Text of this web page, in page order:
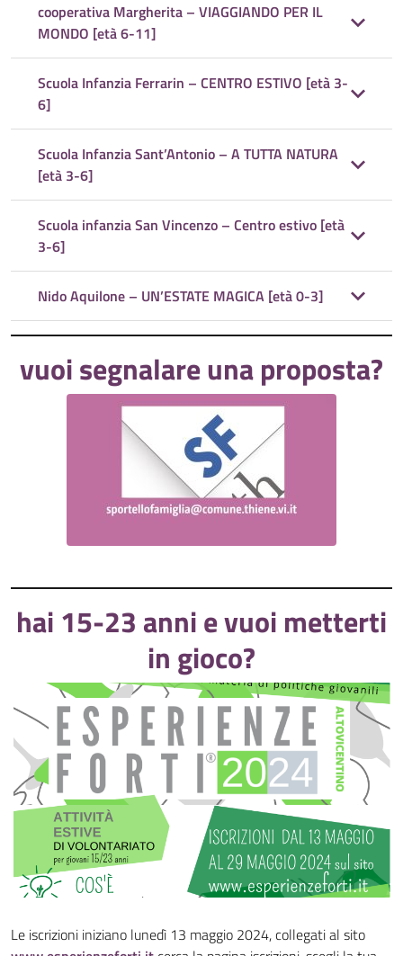
cooperativa Margherita – VIAGGIANDO PER IL
MONDO [età 6-11]
Scuola Infanzia Ferrarin – CENTRO ESTIVO [età 3-
6]
Scuola Infanzia Sant’Antonio – A TUTTA NATURA
[età 3-6]
Scuola infanzia San Vincenzo – Centro estivo [età
3-6]
Nido Aquilone – UN’ESTATE MAGICA [età 0-3]
vuoi segnalare una proposta?
hai 15-23 anni e vuoi metterti
in gioco?
Le iscrizioni iniziano lunedì 13 maggio 2024, collegati al sito